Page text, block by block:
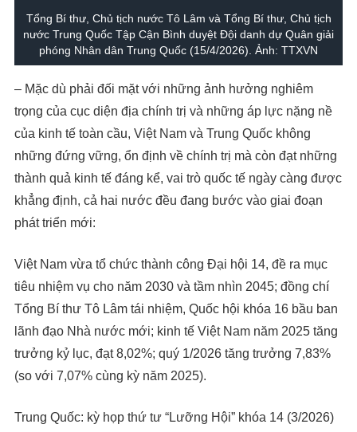
Tổng Bí thư, Chủ tịch nước Tô Lâm và Tổng Bí thư, Chủ tịch
nước Trung Quốc Tập Cận Bình duyệt Đội danh dự Quân giải
phóng Nhân dân Trung Quốc (15/4/2026). Ảnh: TTXVN
– Mặc dù phải đối mặt với những ảnh hưởng nghiêm
trọng của cục diện địa chính trị và những áp lực nặng nề
của kinh tế toàn cầu, Việt Nam và Trung Quốc không
những đứng vững, ổn định về chính trị mà còn đạt những
thành quả kinh tế đáng kể, vai trò quốc tế ngày càng được
khẳng định, cả hai nước đều đang bước vào giai đoạn
phát triển mới:
Việt Nam vừa tổ chức thành công Đại hội 14, đề ra mục
tiêu nhiệm vụ cho năm 2030 và tầm nhìn 2045; đồng chí
Tổng Bí thư Tô Lâm tái nhiệm, Quốc hội khóa 16 bầu ban
lãnh đạo Nhà nước mới; kinh tế Việt Nam năm 2025 tăng
trưởng kỷ lục, đạt 8,02%; quý 1/2026 tăng trưởng 7,83%
(so với 7,07% cùng kỳ năm 2025).
Trung Quốc: kỳ họp thứ tư “Lưỡng Hội” khóa 14 (3/2026)